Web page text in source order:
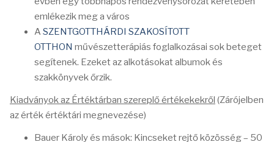
emlékezik meg a város
A SZENTGOTTHÁRDI SZAKOSÍTOTT
OTTHON művészetterápiás foglalkozásai sok beteget
segítenek. Ezeket az alkotásokat albumok és
szakkönyvek őrzik.
Kiadványok az Értéktárban szereplő értékekekről (Zárójelben
az érték értéktári megnevezése)
Bauer Károly és mások: Kincseket rejtő közösség – 50